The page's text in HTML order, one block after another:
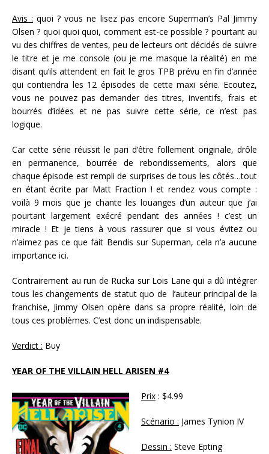
Avis : quoi ? vous ne lisez pas encore Superman’s Pal Jimmy
Olsen ? quoi quoi quoi, comment est-ce possible ? pourtant au
vu des chiffres de ventes, peu de lecteurs ont décidés de suivre
le titre et je me console (ou je me masque la réalité) en me
disant qu’ils attendent en fait le gros TPB prévu en fin d’année
qui contiendra les 12 épisodes de cette maxi série. Ecoutez,
vous ne pouvez pas demander des titres, inventifs, frais et
bourrés d’idées et ne pas suivre cette série, ce n’est pas
logique.
Car cette série réussit le pari d’être follement originale, drôle
en permanence, bourrée de rebondissements, alors que
chaque épisode est rempli de surprises de tous les côtés…tout
en étant écrite par Matt Fraction ! et rendez vous compte :
voilà 9 mois que je chante les louanges d’un auteur que j’ai
pourtant largement exécré pendant des années ! c’est un
miracle ! Et je tiens à vous rassurer que si vous évitez ou
n’aimez pas ce que fait Bendis sur Superman, cela n’a aucune
importance ici.
Contrairement au run de Rucka sur Lois Lane qui a dû intégrer
tous les changements de statut quo de l’auteur principal de la
franchise, Jimmy Olsen opère dans sa propre réalité, loin de
tous ces problèmes. C’est donc un indispensable.
Verdict : Buy
YEAR OF THE VILLAIN HELL ARISEN #4
Prix : $4.99
Scénario : James Tynion IV
Dessin : Steve Epting